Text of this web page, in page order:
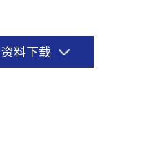
资料下载